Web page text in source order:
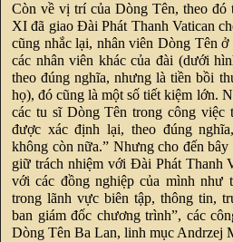
Còn về vị trí của Dòng Tên, theo
XI đã giao Đài Phát Thanh Vatican
cũng nhắc lại, nhân viên Dòng Tên
các nhân viên khác của đài (dưới
theo đúng nghĩa, nhưng là tiền bồi
họ), đó cũng là một số tiết kiệm lớn.
các tu sĩ Dòng Tên trong công việc
được xác định lại, theo đúng
không còn nữa.” Nhưng cho đến
giữ trách nhiệm với Đài Phát Thanh
với các đồng nghiệp của mình như
trong lãnh vực biên tập, thông tin,
ban giám đốc chương trình”, các
Dòng Tên Ba Lan, linh mục Andrzej